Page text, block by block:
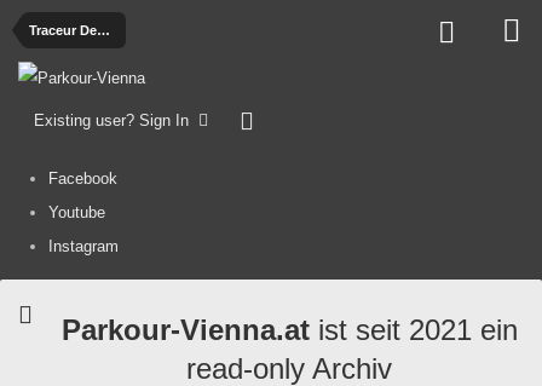
Traceur Development
Existing user? Sign In
Facebook
Youtube
Instagram
Parkour-Vienna.atist seit 2021 ein
read-only Archiv